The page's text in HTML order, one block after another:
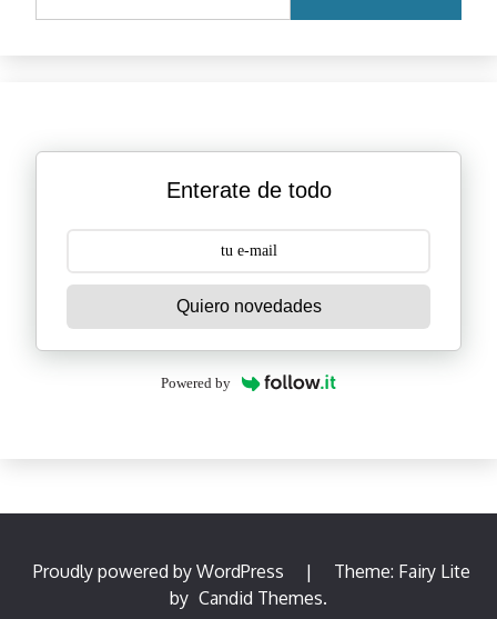
Enterate de todo
Quiero novedades
Powered by
Proudly powered by WordPress |
Theme: Fairy Lite
by Candid Themes.